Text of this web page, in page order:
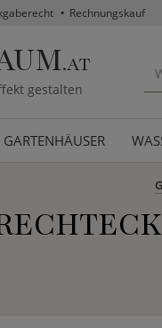
Rechnungskauf
.AT
gestalten
GARTENHÄUSER